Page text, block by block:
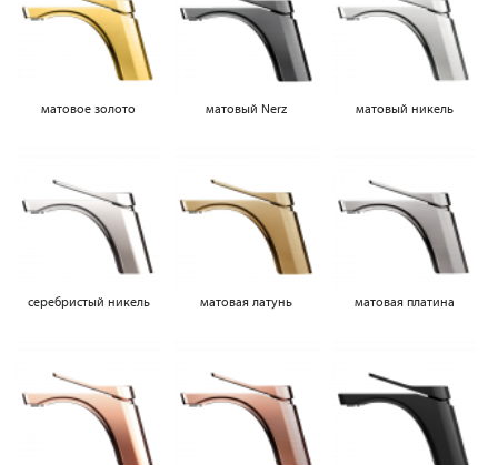
матовое золото матовый Nerz матовый никель
серебристый никель матовая латунь матовая платина